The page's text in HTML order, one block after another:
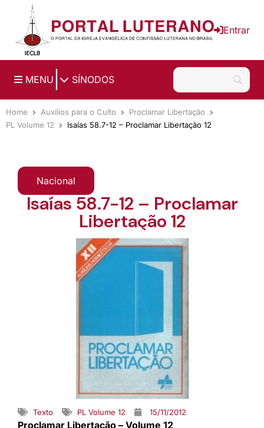
Ir para o conteúdo principal
Entrar
MENU SÍNODOS
Home Auxílios para o Culto
Proclamar Libertação
PL Volume 12
Isaías 58.7-12 – Proclamar Libertação 12
Nacional
Isaías 58.7-12 – Proclamar
Libertação 12
Texto PL Volume 12 15/11/2012
Proclamar Libertação – Volume 12